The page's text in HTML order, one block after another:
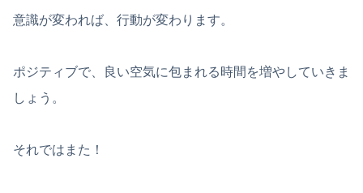
意識が変われば、行動が変わります。
ポジティブで、良い空気に包まれる時間を増やしていきま
しょう。
それではまた！